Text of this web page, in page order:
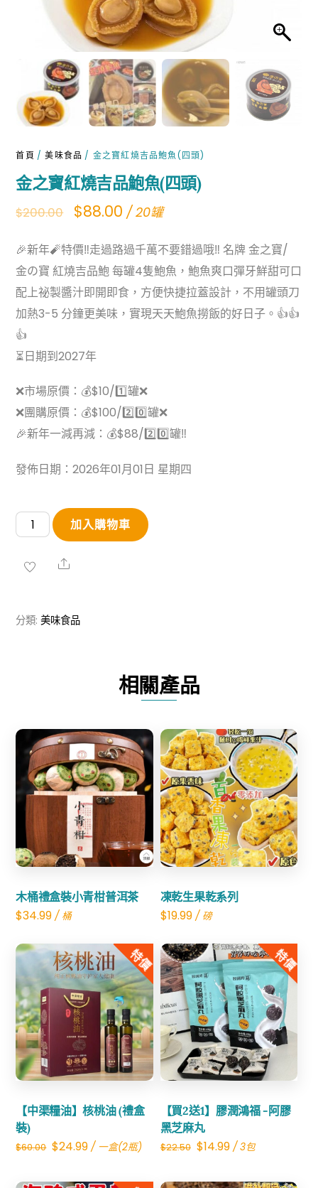
首頁 /美味食品 / 金之寶紅燒吉品鮑魚(四頭)
金之寶紅燒吉品鮑魚(四頭)
$200.00
Original
was:
$200.00.
$88.00Current
is:
$88.00.
/ 20罐
🎉新年🧨特價‼️走過路過千萬不要錯過哦‼️ 名牌 金之寶/
金の寶 紅燒吉品鮑 每罐4隻鮑魚，鮑魚爽口彈牙鮮甜可口
配上祕製醬汁即開即食，方便快捷拉蓋設計，不用罐頭刀
加熱3-5 分鐘更美味，實現天天鮑魚撈飯的好日子。👍👍
👍
⏳日期到2027年
❌市場原價：💰$10/1️⃣罐❌
❌團購原價：💰$100/2️⃣0️⃣罐❌
🎉新年一減再減：💰$88/2️⃣0️⃣罐‼️
發佈日期：2026年01月01日 星期四
之
寶
吉
頭)
數
量
加入購物車
Share
分類:美味食品
相關產品
木桶禮盒裝小青柑普洱茶
$34.99 / 桶
Share
凍乾生果乾系列
$19.99/ 磅
Share
特價
【中渠糧油】核桃油 (禮盒
裝)
$60.00 Original
$24.99Current
/ 一盒(2瓶)
Share
特價
【買2送1】膠潤鴻福 -阿膠
黑芝麻丸
$22.50 Original
$14.99Current
/ 3包
Share